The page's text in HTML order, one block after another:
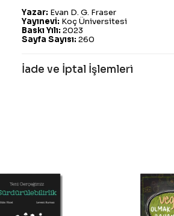
Yazar: Evan D. G. Fraser
Yayınevi: Koç Üniversitesi
Baskı Yılı: 2023
Sayfa Sayısı: 260
İade ve İptal İşlemleri